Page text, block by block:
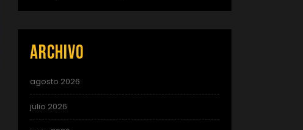
Archivo
agosto 2026
julio 2026